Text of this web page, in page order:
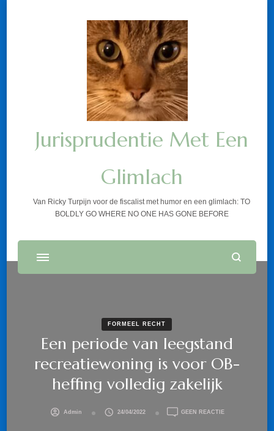
Jurisprudentie Met Een
Glimlach
Van Ricky Turpijn voor de fiscalist met humor en een glimlach: TO
BOLDLY GO WHERE NO ONE HAS GONE BEFORE
FORMEEL RECHT
Een periode van leegstand
recreatiewoning is voor OB-
heffing volledig zakelijk
Admin 24/04/2022 GEEN REACTIEOP